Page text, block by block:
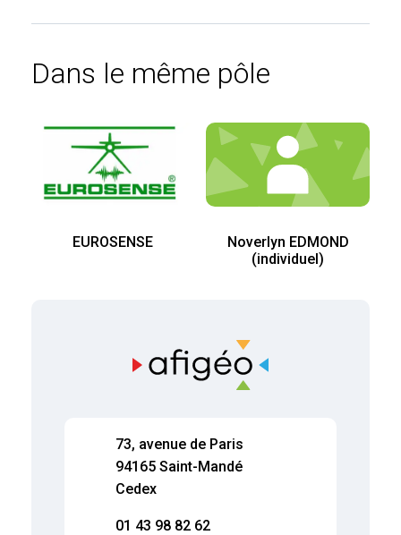
Dans le même pôle
EUROSENSE
Noverlyn EDMOND
(individuel)
73, avenue de Paris
94165 Saint-Mandé
Cedex
01 43 98 82 62